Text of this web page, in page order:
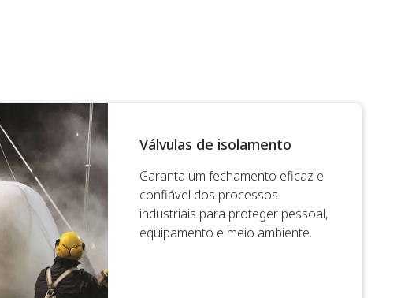
Válvulas de isolamento
Garanta um fechamento eficaz e
confiável dos processos
industriais para proteger pessoal,
equipamento e meio ambiente.